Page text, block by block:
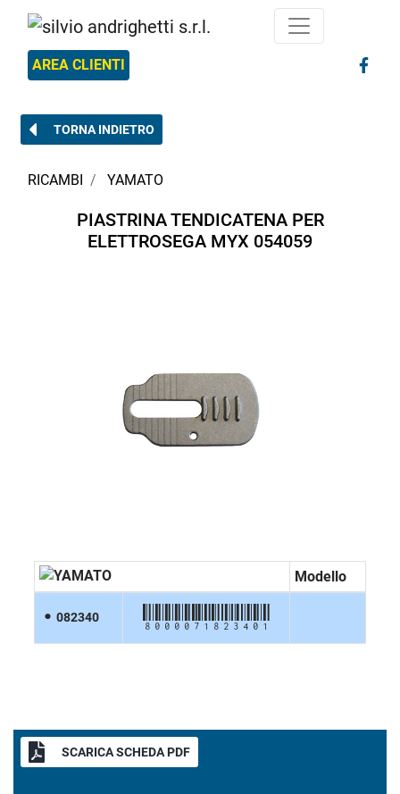
AREA CLIENTI
TORNA INDIETRO
RICAMBI YAMATO
PIASTRINA TENDICATENA PER
ELETTROSEGA MYX 054059
Modello
082340 8000071823401
SCARICA SCHEDA PDF